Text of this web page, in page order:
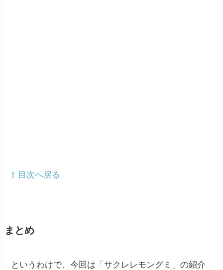
⇧ 目次へ戻る
まとめ
というわけで、今回は「サクレレモングミ」の紹介